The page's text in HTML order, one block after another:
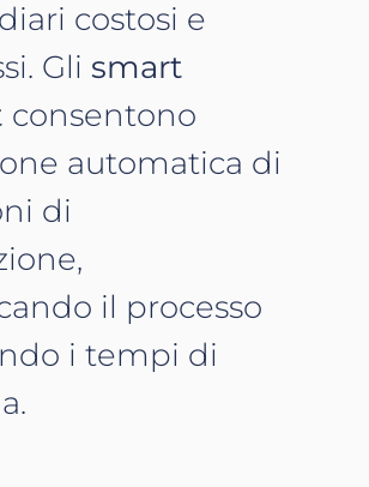
costosi e
Glismart
consentono
automatica di
di
il processo
i tempi di